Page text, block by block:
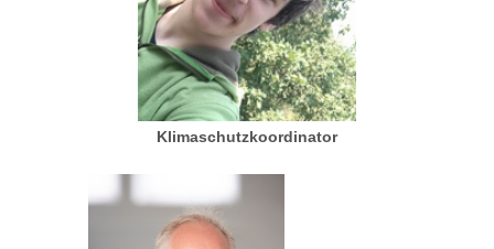
Klimaschutzkoordinator